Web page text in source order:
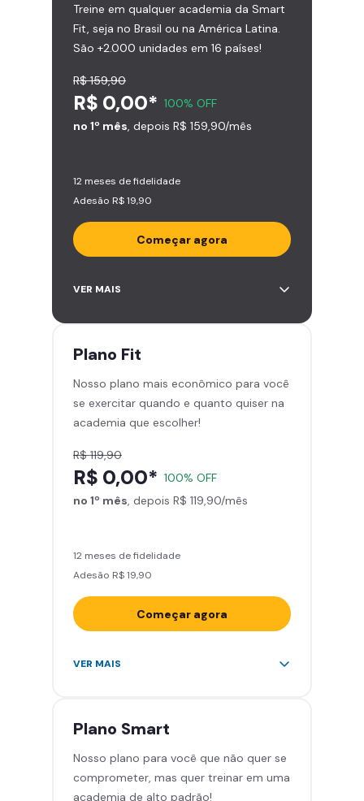
Treine em qualquer academia da Smart
Fit, seja no Brasil ou na América Latina.
São +2.000 unidades em 16 países!
R$ 159,90
R$ 0,00* 100% OFF
no 1º mês, depois R$ 159,90/mês
12 meses de fidelidade
Adesão R$ 19,90
Começar agora
Acesso ilimitado a +2.000
Leve 5 amigos por mês para
Cadeira de massagem
Skeelo App (Audiobook)*
Área de musculação e aeróbicos
Smart Fit App
VER MAIS
Plano Fit
Nosso plano mais econômico para você
se exercitar quando e quanto quiser na
academia que escolher!
R$ 119,90
R$ 0,00* 100% OFF
no 1º mês, depois R$ 119,90/mês
12 meses de fidelidade
Adesão R$ 19,90
Começar agora
Acesso ilimitado a +2.000
Cadeira de massagem
Skeelo App (Audiobook)*
Área de musculação e aeróbicos
Smart Fit App
VER MAIS
Plano Smart
Nosso plano para você que não quer se
comprometer, mas quer treinar em uma
academia de alto padrão!